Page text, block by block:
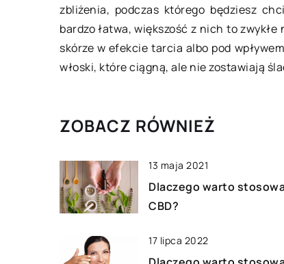
zbliżenia, podczas którego będziesz
bardzo łatwa, większość z nich to
skórze w efekcie tarcia albo pod
włoski, które ciągną, ale nie zostawiają
ZOBACZ RÓWNIEŻ
13 maja 2021
Dlaczego warto
CBD?
17 lipca 2022
elementem
czasem
może